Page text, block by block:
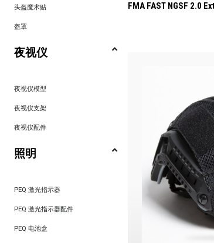
头盔魔术贴
盔罩
夜视仪
夜视仪模型
夜视仪支架
夜视仪配件
照明
PEQ 激光指示器
PEQ 激光指示器配件
PEQ 电池盒
FMA FAST NGSF 2.0